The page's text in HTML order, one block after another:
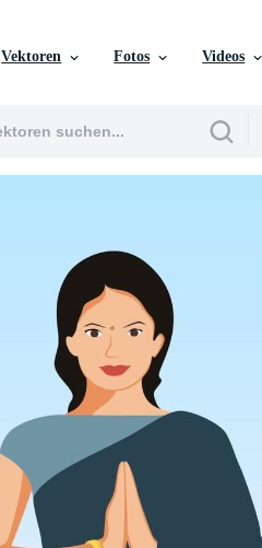
Vektoren Fotos Videos